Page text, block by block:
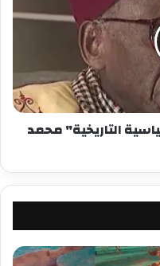
روش مارك
“عدم الفعالية” ، تم
طرد المقدم بول هنري سانداوغو داميبا بدوره في 30
من معسكره ،
باتخاذ خيارات
الأمني ​​للبلد الذي
التاريخية" محمد